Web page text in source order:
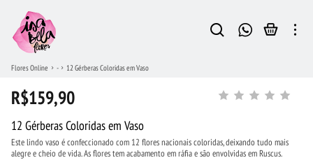
Flores Online - 12 Gérberas Coloridas em Vaso
R$159,90
12 Gérberas Coloridas em Vaso
Este lindo vaso é confeccionado com 12 flores nacionais coloridas, deixando tudo mais
alegre e cheio de vida. As flores tem acabamento em ráfia e são envolvidas em Ruscus.